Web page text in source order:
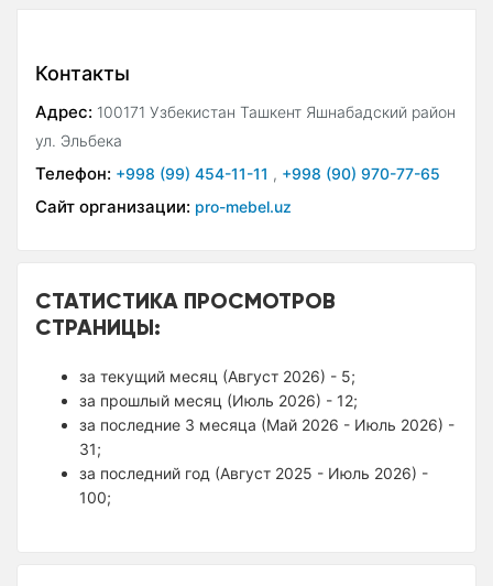
Контакты
Адрес: 100171 Узбекистан Ташкент Яшнабадский район
ул. Эльбека
Телефон: +998 (99) 454-11-11 , +998 (90) 970-77-65
Сайт организации: pro-mebel.uz
СТАТИСТИКА ПРОСМОТРОВ
СТРАНИЦЫ:
за текущий месяц (Август 2026) - 5;
за прошлый месяц (Июль 2026) - 12;
за последние 3 месяца (Май 2026 - Июль 2026) -
31;
за последний год (Август 2025 - Июль 2026) -
100;